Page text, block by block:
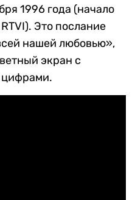
1996 года (начало
Это послание
нашей любовью»,
экран с